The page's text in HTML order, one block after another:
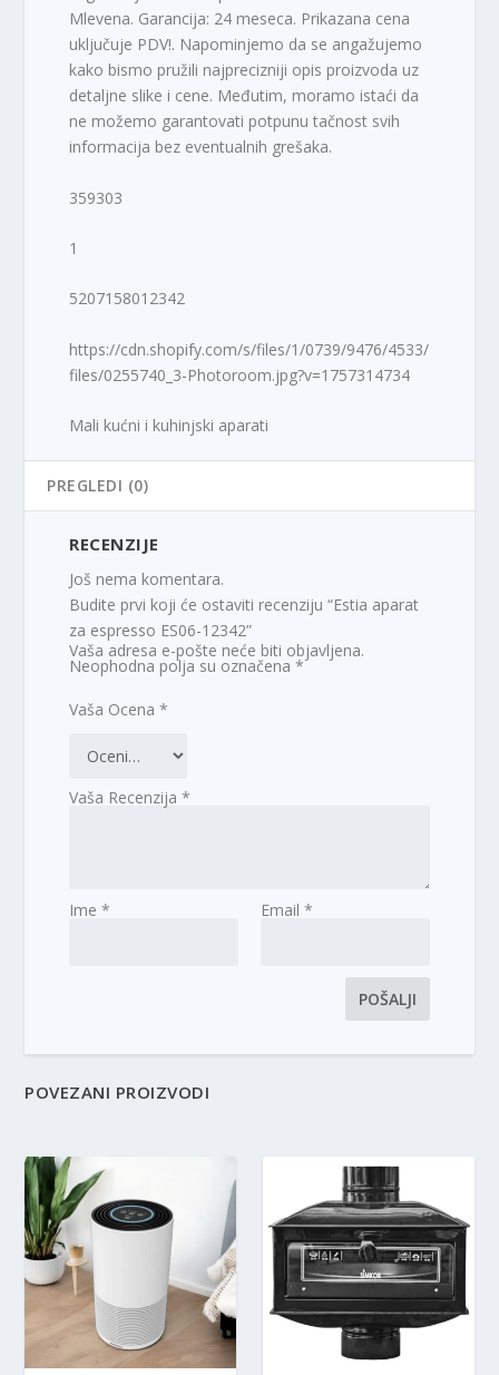
Mlevena. Garancija: 24 meseca. Prikazana cena
uključuje PDV!. Napominjemo da se angažujemo
kako bismo pružili najprecizniji opis proizvoda uz
detaljne slike i cene. Međutim, moramo istaći da
ne možemo garantovati potpunu tačnost svih
informacija bez eventualnih grešaka.
359303
1
5207158012342
https://cdn.shopify.com/s/files/1/0739/9476/4533/
files/0255740_3-Photoroom.jpg?v=1757314734
Mali kućni i kuhinjski aparati
PREGLEDI (0)
RECENZIJE
Još nema komentara.
Budite prvi koji će ostaviti recenziju “Estia aparat
za espresso ES06-12342”
Vaša adresa e-pošte neće biti objavljena.
Neophodna polja su označena*
Vaša Ocena*
Vaša Recenzija*
Ime* Email *
POVEZANI PROIZVODI